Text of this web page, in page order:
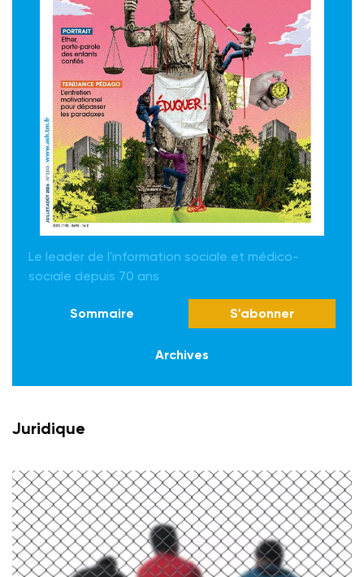
Le leader de l'information sociale et médico-
sociale depuis 70 ans
Sommaire S'abonner
Archives
Juridique